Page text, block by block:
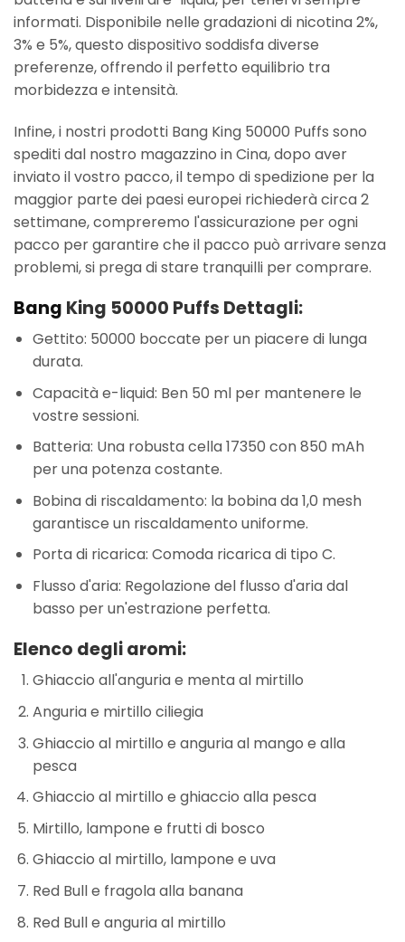
informati. Disponibile nelle gradazioni di nicotina 2%,
3% e 5%, questo dispositivo soddisfa diverse
preferenze, offrendo il perfetto equilibrio tra
morbidezza e intensità.
Infine, i nostri prodotti Bang King 50000 Puffs sono
spediti dal nostro magazzino in Cina, dopo aver
inviato il vostro pacco, il tempo di spedizione per la
maggior parte dei paesi europei richiederà circa 2
settimane, compreremo l'assicurazione per ogni
pacco per garantire che il pacco può arrivare senza
problemi, si prega di stare tranquilli per comprare.
Bang King 50000 Puffs Dettagli:
Gettito: 50000 boccate per un piacere di lunga
durata.
Capacità e-liquid: Ben 50 ml per mantenere le
vostre sessioni.
Batteria: Una robusta cella 17350 con 850 mAh
per una potenza costante.
Bobina di riscaldamento: la bobina da 1,0 mesh
garantisce un riscaldamento uniforme.
Porta di ricarica: Comoda ricarica di tipo C.
Flusso d'aria: Regolazione del flusso d'aria dal
basso per un'estrazione perfetta.
Elenco degli aromi:
Ghiaccio all'anguria e menta al mirtillo
Anguria e mirtillo ciliegia
Ghiaccio al mirtillo e anguria al mango e alla
pesca
Ghiaccio al mirtillo e ghiaccio alla pesca
Mirtillo, lampone e frutti di bosco
Ghiaccio al mirtillo, lampone e uva
Red Bull e fragola alla banana
Red Bull e anguria al mirtillo